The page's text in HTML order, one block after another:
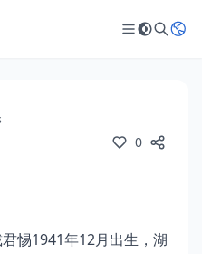
0
惕1941年12月出生，湖